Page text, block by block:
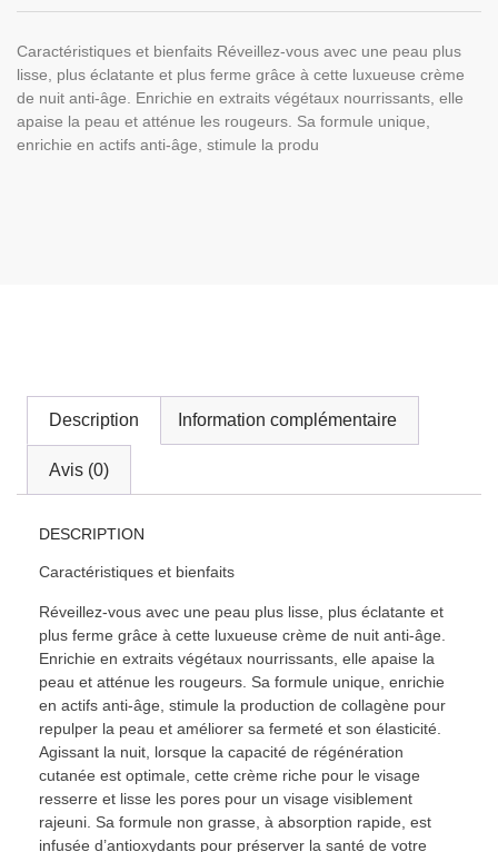
Caractéristiques et bienfaits Réveillez-vous avec une peau plus
lisse, plus éclatante et plus ferme grâce à cette luxueuse crème
de nuit anti-âge. Enrichie en extraits végétaux nourrissants, elle
apaise la peau et atténue les rougeurs. Sa formule unique,
enrichie en actifs anti-âge, stimule la produ
Description Information complémentaire
Avis (0)
DESCRIPTION
Caractéristiques et bienfaits
Réveillez-vous avec une peau plus lisse, plus éclatante et
plus ferme grâce à cette luxueuse crème de nuit anti-âge.
Enrichie en extraits végétaux nourrissants, elle apaise la
peau et atténue les rougeurs. Sa formule unique, enrichie
en actifs anti-âge, stimule la production de collagène pour
repulper la peau et améliorer sa fermeté et son élasticité.
Agissant la nuit, lorsque la capacité de régénération
cutanée est optimale, cette crème riche pour le visage
resserre et lisse les pores pour un visage visiblement
rajeuni. Sa formule non grasse, à absorption rapide, est
infusée d’antioxydants pour préserver la santé de votre